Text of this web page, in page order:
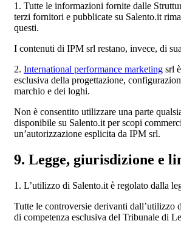
1. Tutte le informazioni fornite dalle
terzi fornitori e pubblicate su Salento.it
questi.
I contenuti di IPM srl restano, invece, di
2. International performance marketing srl
esclusiva della progettazione,
marchio e dei loghi.
Non è consentito utilizzare una parte
disponibile su Salento.it per scopi
un’autorizzazione esplicita da IPM srl.
9. Legge, giurisdizione e
1. L’utilizzo di Salento.it è regolato dalla
Tutte le controversie derivanti dall’utilizzo
di competenza esclusiva del Tribunale di